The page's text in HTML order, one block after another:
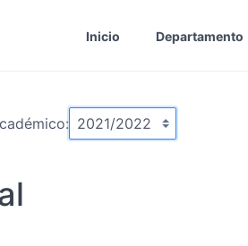
Inicio Departamento